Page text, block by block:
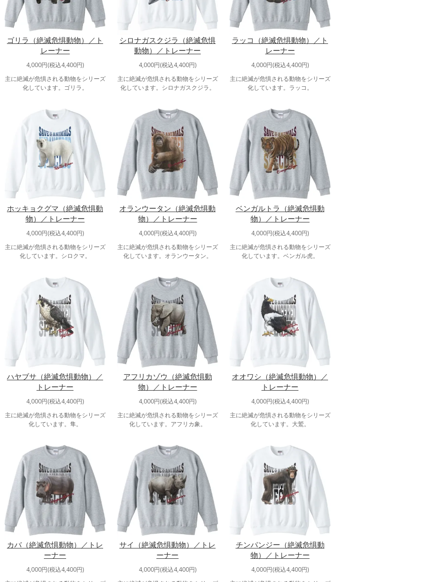
ゴリラ（絶滅危惧動物）／ト
レーナー
4,000円(税込4,400円)
主に絶滅が危惧される動物をシリーズ
化しています。ゴリラ。
シロナガスクジラ（絶滅危惧
動物）／トレーナー
4,000円(税込4,400円)
主に絶滅が危惧される動物をシリーズ
化しています。シロナガスクジラ。
ラッコ（絶滅危惧動物）／ト
レーナー
4,000円(税込4,400円)
主に絶滅が危惧される動物をシリーズ
化しています。ラッコ。
ホッキョクグマ（絶滅危惧動
物）／トレーナー
4,000円(税込4,400円)
主に絶滅が危惧される動物をシリーズ
化しています。シロクマ。
オランウータン（絶滅危惧動
物）／トレーナー
4,000円(税込4,400円)
主に絶滅が危惧される動物をシリーズ
化しています。オランウータン。
ベンガルトラ（絶滅危惧動
物）／トレーナー
4,000円(税込4,400円)
主に絶滅が危惧される動物をシリーズ
化しています。ベンガル虎。
ハヤブサ（絶滅危惧動物）／
トレーナー
4,000円(税込4,400円)
主に絶滅が危惧される動物をシリーズ
化しています。隼。
アフリカゾウ（絶滅危惧動
物）／トレーナー
4,000円(税込4,400円)
主に絶滅が危惧される動物をシリーズ
化しています。アフリカ象。
オオワシ（絶滅危惧動物）／
トレーナー
4,000円(税込4,400円)
主に絶滅が危惧される動物をシリーズ
化しています。大鷲。
カバ（絶滅危惧動物）／トレ
ーナー
4,000円(税込4,400円)
サイ（絶滅危惧動物）／トレ
ーナー
4,000円(税込4,400円)
チンパンジー（絶滅危惧動
物）／トレーナー
4,000円(税込4,400円)